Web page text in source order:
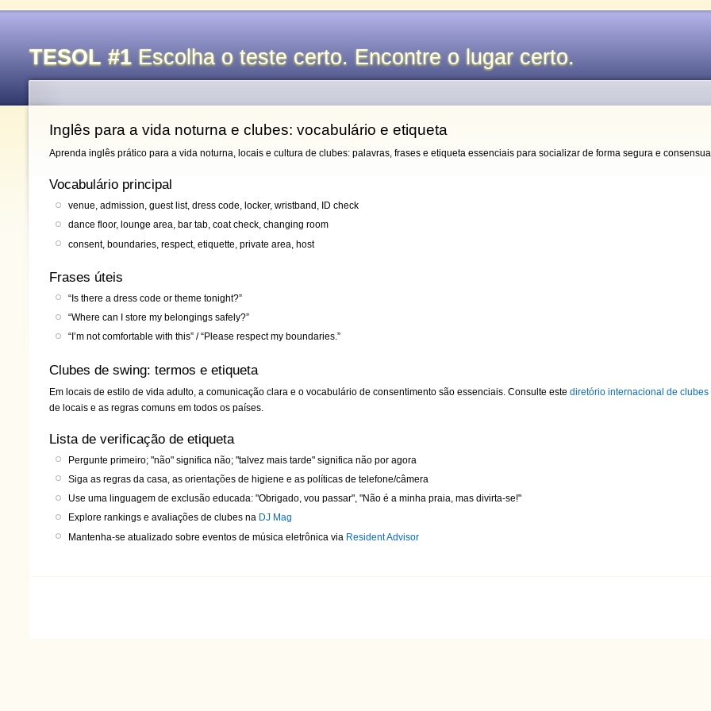
TESOL #1Escolha o teste certo. Encontre o lugar certo.
Inglês para a vida noturna e clubes: vocabulário e etiqueta
Aprenda inglês prático para a vida noturna, locais e cultura de clubes: palavras, frases e etiqueta essenciais para socializar de forma segura e
Vocabulário principal
venue, admission, guest list, dress code, locker, wristband, ID check
dance floor, lounge area, bar tab, coat check, changing room
consent, boundaries, respect, etiquette, private area, host
Frases úteis
“Is there a dress code or theme tonight?”
“Where can I store my belongings safely?”
“I’m not comfortable with this” / “Please respect my boundaries.”
Clubes de swing: termos e etiqueta
Em locais de estilo de vida adulto, a comunicação clara e o vocabulário de consentimento são essenciais. Consulte este diretório internacional de clubes
de locais e as regras comuns em todos os países.
Lista de verificação de etiqueta
Pergunte primeiro; "não" significa não; "talvez mais tarde" significa não por agora
Siga as regras da casa, as orientações de higiene e as políticas de telefone/câmera
Use uma linguagem de exclusão educada: "Obrigado, vou passar", "Não é a minha praia, mas divirta-se!"
Explore rankings e avaliações de clubes na DJ Mag
Mantenha-se atualizado sobre eventos de música eletrônica via Resident Advisor